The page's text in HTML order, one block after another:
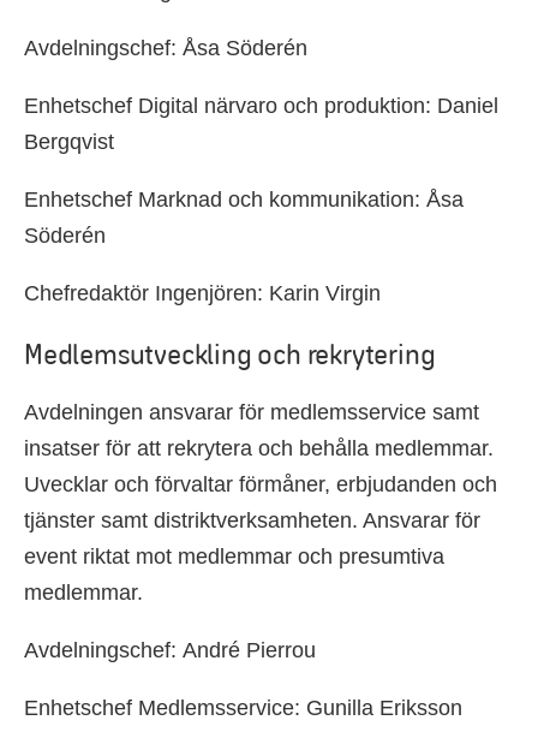
Avdelningschef: Åsa Söderén
Enhetschef Digital närvaro och produktion: Daniel
Bergqvist
Enhetschef Marknad och kommunikation: Åsa
Söderén
Chefredaktör Ingenjören: Karin Virgin
Medlemsutveckling och rekrytering
Avdelningen ansvarar för medlemsservice samt
insatser för att rekrytera och behålla medlemmar.
Uvecklar och förvaltar förmåner, erbjudanden och
tjänster samt distriktverksamheten. Ansvarar för
event riktat mot medlemmar och presumtiva
medlemmar.
Avdelningschef: André Pierrou
Enhetschef Medlemsservice: Gunilla Eriksson